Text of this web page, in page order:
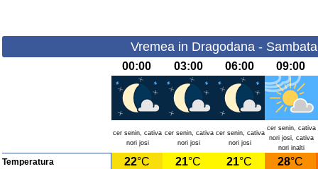
Vremea in Dragodana -
00:00 03:00 06:00 09:00
cer senin, cativa
nori josi
cer senin, cativa
nori josi
cer senin, cativa
nori josi
cer senin, cativa
nori josi, cativa
nori inalti
Temperatura 22°C 21°C 21°C 28°C